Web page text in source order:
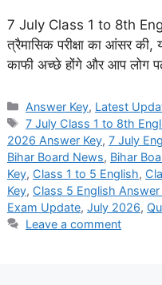
7 July Class 1 to 8th
त्रैमासिक परीक्षा का आंसर की,
काफी अच्छे होंगे और आप लोग
Categories
Answer Key, Latest
Tags
7 July Class 1 to 8th
2026 Answer Key, 7 July
Bihar Board News, Bihar
Key, Class 1 to 5 English,
Key, Class 5 English Answer
Exam Update, July 2026,
Leave a comment